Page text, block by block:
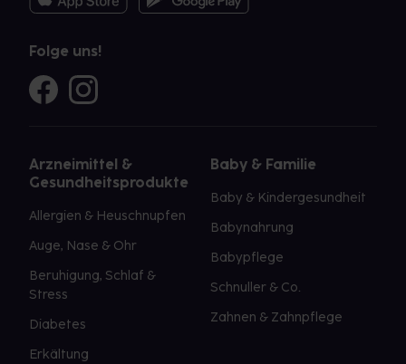
Folge uns!
Arzneimittel &
Gesundheitsprodukte
Allergien & Heuschnupfen
Auge, Nase & Ohr
Beruhigung, Schlaf &
Stress
Diabetes
Erkältung
Baby & Familie
Baby & Kindergesundheit
Babynahrung
Babypflege
Schnuller & Co.
Zahnen & Zahnpflege